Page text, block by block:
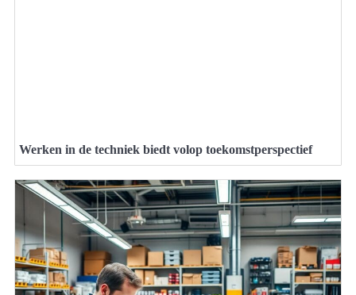
Werken in de techniek biedt volop toekomstperspectief